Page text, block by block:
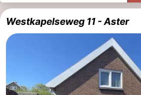
Westkapelseweg 11 - Aster